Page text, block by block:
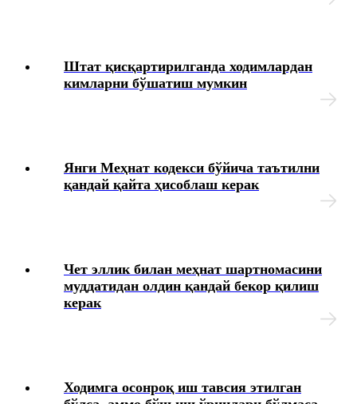
Ходимларни аттестациядан ўтказиш
Меҳнат муҳофазаси
Интизомий жазо
Иш берувчининг хатолари ва уларни тузатиш усуллари
Штат қисқартирилганда ходимлардан
кимларни бўшатиш мумкин
Янги Меҳнат кодекси бўйича таътилни
қандай қайта ҳисоблаш керак
Чет эллик билан меҳнат шартномасини
муддатидан олдин қандай бекор қилиш
керак
Ходимга осонроқ иш тавсия этилган